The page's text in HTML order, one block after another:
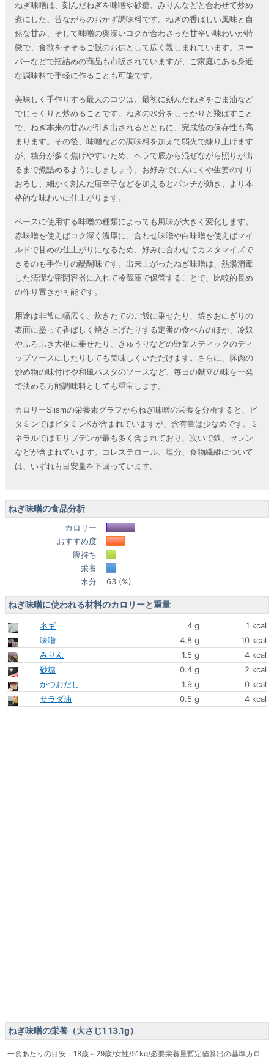
ねぎ味噌は、刻んだねぎを味噌や砂糖、みりんなどと合わせて炒め
煮にした、昔ながらのおかず調味料です。ねぎの香ばしい風味と自
然な甘み、そして味噌の奥深いコクが合わさった甘辛い味わいが特
徴で、食欲をそそるご飯のお供として広く親しまれています。スー
パーなどで瓶詰めの商品も市販されていますが、ご家庭にある身近
な調味料で手軽に作ることも可能です。
美味しく手作りする最大のコツは、最初に刻んだねぎをごま油など
でじっくりと炒めることです。ねぎの水分をしっかりと飛ばすこと
で、ねぎ本来の甘みが引き出されるとともに、完成後の保存性も高
まります。その後、味噌などの調味料を加えて弱火で練り上げます
が、糖分が多く焦げやすいため、ヘラで底から混ぜながら照りが出
るまで煮詰めるようにしましょう。お好みでにんにくや生姜のすり
おろし、細かく刻んだ唐辛子などを加えるとパンチが効き、より本
格的な味わいに仕上がります。
ベースに使用する味噌の種類によっても風味が大きく変化します。
赤味噌を使えばコク深く濃厚に、合わせ味噌や白味噌を使えばマイ
ルドで甘めの仕上がりになるため、好みに合わせてカスタマイズで
きるのも手作りの醍醐味です。出来上がったねぎ味噌は、熱湯消毒
した清潔な密閉容器に入れて冷蔵庫で保管することで、比較的長め
の作り置きが可能です。
用途は非常に幅広く、炊きたてのご飯に乗せたり、焼きおにぎりの
表面に塗って香ばしく焼き上げたりする定番の食べ方のほか、冷奴
やふろふき大根に乗せたり、きゅうりなどの野菜スティックのディ
ップソースにしたりしても美味しくいただけます。さらに、豚肉の
炒め物の味付けや和風パスタのソースなど、毎日の献立の味を一発
で決める万能調味料としても重宝します。
カロリーSlismの栄養素グラフからねぎ味噌の栄養を分析すると、ビ
タミンではビタミンKが含まれていますが、含有量は少なめです。ミ
ネラルではモリブデンが最も多く含まれており、次いで鉄、セレン
などが含まれています。コレステロール、塩分、食物繊維について
は、いずれも目安量を下回っています。
ねぎ味噌の食品分析
カロリー
おすすめ度
腹持ち
栄養
水分
63 (%)
ねぎ味噌に使われる材料のカロリーと重量
ネギ 4 g
1 kcal
味噌
4.8 g
10 kcal
みりん
1.5 g
4 kcal
砂糖
0.4 g
2 kcal
かつおだし
1.9 g
0 kcal
サラダ油
0.5 g 4 kcal
ねぎ味噌の栄養（大さじ1 13.1g）
一食あたりの目安：18歳～29歳/女性/51kg/必要栄養量暫定値算出の基準カロ